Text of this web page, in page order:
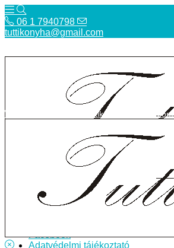
06 1 7940798
tuttikonyha@gmail.com
Telefon
Szállítás
Facebook
Adatvédelmi tájékoztató
tuttikonyha@gmail.com